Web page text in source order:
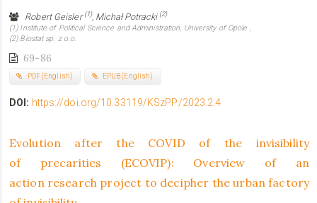
Robert Geisler(1), Michał Potracki (2)
(1) Institute of Political Science and Administration, University of Opole ,
(2) Biostat sp. z o.o.
69-86
PDF (English) EPUB (English)
DOI: https://doi.org/10.33119/KSzPP/2023.2.4
Evolution after the COVID of the invisibility
of precarities (ECOVIP): Overview of an
action research project to decipher the urban factory